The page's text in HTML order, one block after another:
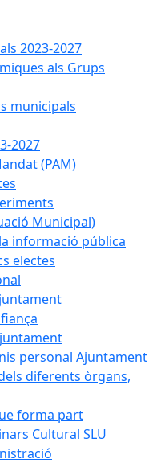
2023-2027
als Grups
municipals
2027
(PAM)
Municipal)
informació pública
electes
personal Ajuntament
diferents òrgans,
forma part
Cultural SLU